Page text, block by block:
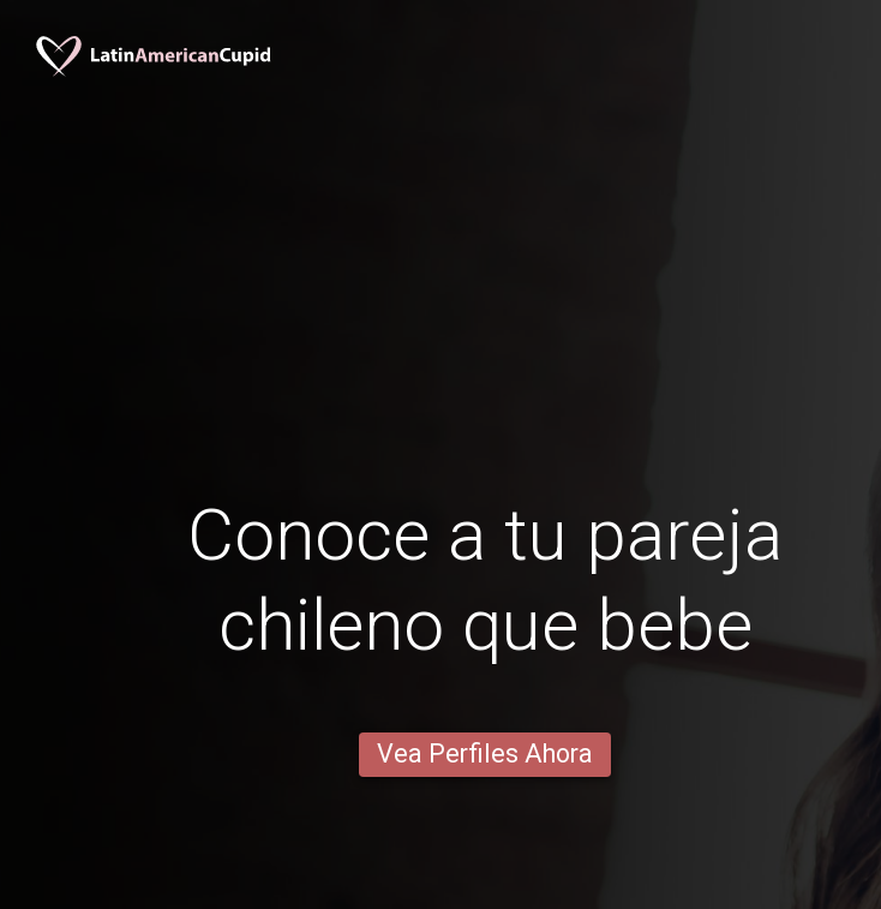
Conoce a tu pareja
chileno que bebe
Vea Perfiles Ahora